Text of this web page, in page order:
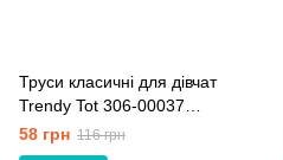
Труси класичні для дівчат
Trendy Tot 306-00037
рожевий 92 см (2 роки)
58 грн 116 грн